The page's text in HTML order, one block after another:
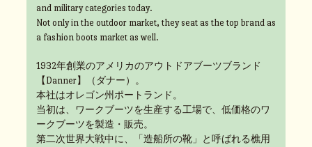
and military categories today.
Not only in the outdoor market, they seat as the top brand as
a fashion boots market as well.
1932年創業のアメリカのアウトドアブーツブランド
【Danner】（ダナー）。
本社はオレゴン州ポートランド。
当初は、ワークブーツを生産する工場で、低価格のワ
ークブーツを製造・販売。
第二次世界大戦中に、「造船所の靴」と呼ばれる樵用